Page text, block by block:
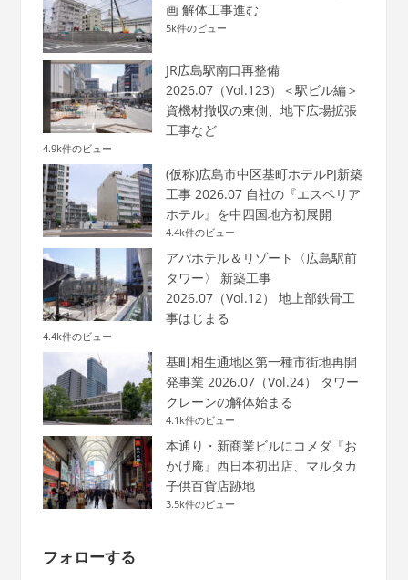
画 解体工事進む
5k件のビュー
JR広島駅南口再整備
2026.07（Vol.123）＜駅ビル編＞
資機材撤収の東側、地下広場拡張
工事など
4.9k件のビュー
(仮称)広島市中区基町ホテルPJ新築
工事 2026.07 自社の『エスペリア
ホテル』を中四国地方初展開
4.4k件のビュー
アパホテル＆リゾート〈広島駅前
タワー〉 新築工事
2026.07（Vol.12） 地上部鉄骨工
事はじまる
4.4k件のビュー
基町相生通地区第一種市街地再開
発事業 2026.07（Vol.24） タワー
クレーンの解体始まる
4.1k件のビュー
本通り・新商業ビルにコメダ『お
かげ庵』西日本初出店、マルタカ
子供百貨店跡地
3.5k件のビュー
フォローする